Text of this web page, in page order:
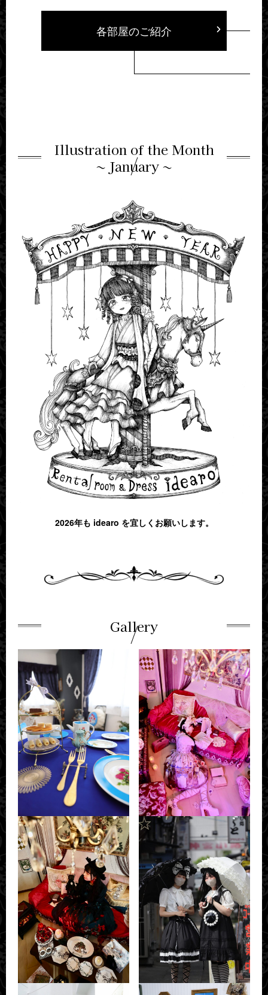
各部屋のご紹介
Illustration of the Month
~ January ~
2026年も idearo を宜しくお願いします。
Gallery